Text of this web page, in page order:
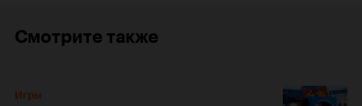
Смотрите также
Игры